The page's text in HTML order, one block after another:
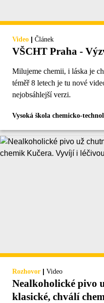
Video | Článek
VŠCHT Praha -
Milujeme chemii, i láska je
téměř 8 letech je tu nové
nejobsáhlejší verzi.
Vysoká škola chemicko-
Rozhovor | Video
Nealkoholické pivo
klasické, chválí